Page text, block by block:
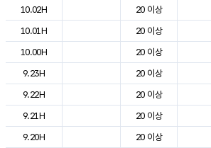
10.02H
20 이상
10.01H
20 이상
10.00H
20 이상
9.23H
20 이상
9.22H
20 이상
9.21H
20 이상
9.20H
20 이상